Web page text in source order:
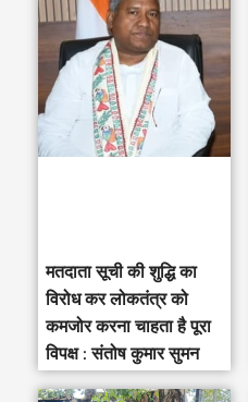
मतदाता सूची की शुद्धि का
विरोध कर लोकतंत्र को
कमजोर करना चाहता है पूरा
विपक्ष : संतोष कुमार सुमन